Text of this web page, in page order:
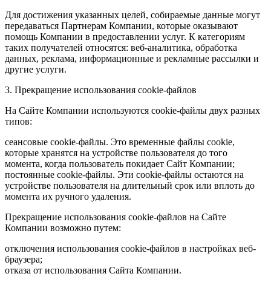
Для достижения указанных целей, собираемые данные могут
передаваться Партнерам Компании, которые оказывают
помощь Компании в предоставлении услуг. К категориям
таких получателей относятся: веб-аналитика, обработка
данных, реклама, информационные и рекламные рассылки и
другие услуги.
3. Прекращение использования cookie-файлов
На Сайте Компании используются cookie-файлы двух разных
типов:
сеансовые cookie-файлы. Это временные файлы cookie,
которые хранятся на устройстве пользователя до того
момента, когда пользователь покидает Сайт Компании;
постоянные cookie-файлы. Эти cookie-файлы остаются на
устройстве пользователя на длительный срок или вплоть до
момента их ручного удаления.
Прекращение использования cookie-файлов на Сайте
Компании возможно путем:
отключения использования cookie-файлов в настройках веб-
браузера;
отказа от использования Сайта Компании.